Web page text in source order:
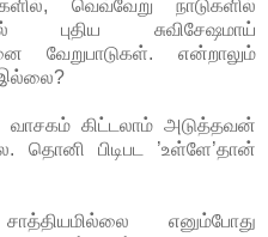
வெவ்வேறு நாடுகளில்
புதிய சுவிசேஷமாய்
வேறுபாடுகள். என்றாலும்
இல்லை?
வாசகம் கிட்டலாம் அடுத்தவன்
தொனி பிடிபட ’உள்ளே’தான்
எனும்போது